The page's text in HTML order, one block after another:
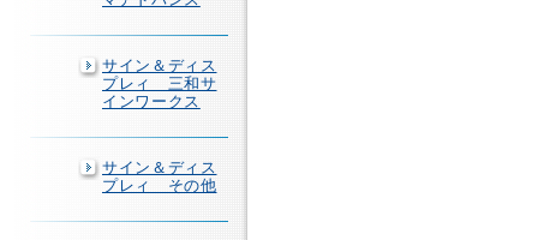
サイン＆ディス
プレィ 三和サ
インワークス
サイン＆ディス
プレィ その他